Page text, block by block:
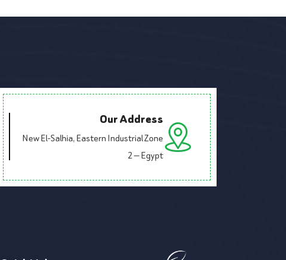
Our Address
New El-Salhia, Eastern Industrial Zone
2 — Egypt